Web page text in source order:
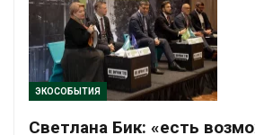
ЭКОСОБЫТИЯ
Светлана Бик: «есть